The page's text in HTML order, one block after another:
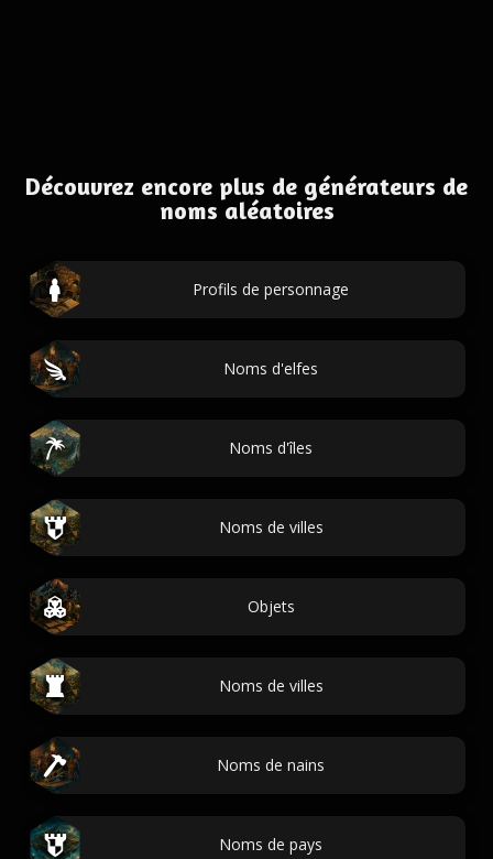
Découvrez encore plus de générateurs de
noms aléatoires
Profils de personnage
Noms d'elfes
Noms d'îles
Noms de villes
Objets
Noms de villes
Noms de nains
Noms de pays